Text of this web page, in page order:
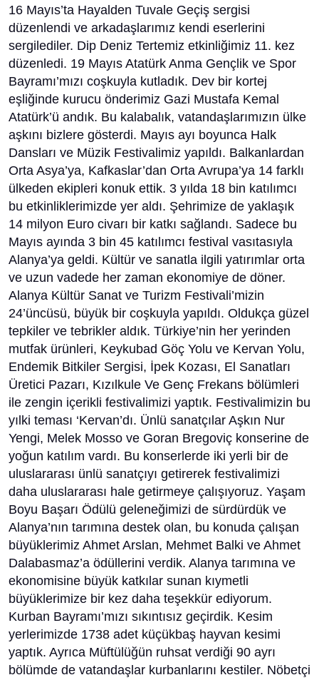
16 Mayıs’ta Hayalden Tuvale Geçiş sergisi
düzenlendi ve arkadaşlarımız kendi eserlerini
sergilediler. Dip Deniz Tertemiz etkinliğimiz 11. kez
düzenledi. 19 Mayıs Atatürk Anma Gençlik ve Spor
Bayramı’mızı coşkuyla kutladık. Dev bir kortej
eşliğinde kurucu önderimiz Gazi Mustafa Kemal
Atatürk’ü andık. Bu kalabalık, vatandaşlarımızın ülke
aşkını bizlere gösterdi. Mayıs ayı boyunca Halk
Dansları ve Müzik Festivalimiz yapıldı. Balkanlardan
Orta Asya’ya, Kafkaslar’dan Orta Avrupa’ya 14 farklı
ülkeden ekipleri konuk ettik. 3 yılda 18 bin katılımcı
bu etkinliklerimizde yer aldı. Şehrimize de yaklaşık
14 milyon Euro civarı bir katkı sağlandı. Sadece bu
Mayıs ayında 3 bin 45 katılımcı festival vasıtasıyla
Alanya’ya geldi. Kültür ve sanatla ilgili yatırımlar orta
ve uzun vadede her zaman ekonomiye de döner.
Alanya Kültür Sanat ve Turizm Festivali’mizin
24’üncüsü, büyük bir coşkuyla yapıldı. Oldukça güzel
tepkiler ve tebrikler aldık. Türkiye’nin her yerinden
mutfak ürünleri, Keykubad Göç Yolu ve Kervan Yolu,
Endemik Bitkiler Sergisi, İpek Kozası, El Sanatları
Üretici Pazarı, Kızılkule Ve Genç Frekans bölümleri
ile zengin içerikli festivalimizi yaptık. Festivalimizin bu
yılki teması ‘Kervan’dı. Ünlü sanatçılar Aşkın Nur
Yengi, Melek Mosso ve Goran Bregoviç konserine de
yoğun katılım vardı. Bu konserlerde iki yerli bir de
uluslararası ünlü sanatçıyı getirerek festivalimizi
daha uluslararası hale getirmeye çalışıyoruz. Yaşam
Boyu Başarı Ödülü geleneğimizi de sürdürdük ve
Alanya’nın tarımına destek olan, bu konuda çalışan
büyüklerimiz Ahmet Arslan, Mehmet Balki ve Ahmet
Dalabasmaz’a ödüllerini verdik. Alanya tarımına ve
ekonomisine büyük katkılar sunan kıymetli
büyüklerimize bir kez daha teşekkür ediyorum.
Kurban Bayramı’mızı sıkıntısız geçirdik. Kesim
yerlerimizde 1738 adet küçükbaş hayvan kesimi
yaptık. Ayrıca Müftülüğün ruhsat verdiği 90 ayrı
bölümde de vatandaşlar kurbanlarını kestiler. Nöbetçi